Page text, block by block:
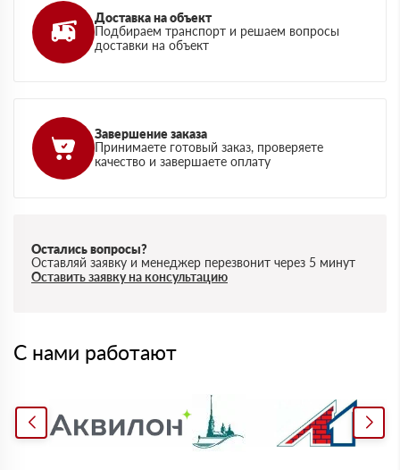
Доставка на объект
Подбираем транспорт и решаем вопросы
доставки на объект
Завершение заказа
Принимаете готовый заказ, проверяете
качество и завершаете оплату
Остались вопросы?
Оставляй заявку и менеджер перезвонит через 5 минут
Оставить заявку на консультацию
С нами работают